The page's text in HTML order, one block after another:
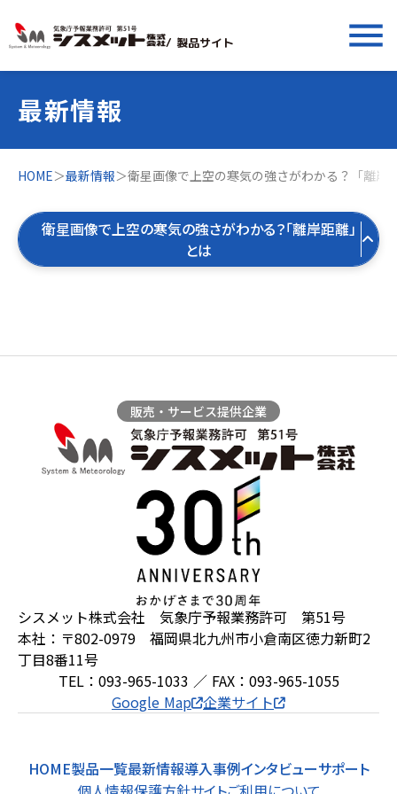
/ 製品サイト menu
最新情報
HOME＞最新情報＞衛星画像で上空の寒気の強さがわかる？「離岸
衛星画像で上空の寒気の強さがわかる？「離岸距離」
とは
製品お役立ち情報
ZEROSAI X-AI
技術提案
閉じる
販売・サービス提供企業
シスメット株式会社 気象庁予報業務許可 第51号
本社：〒802-0979 福岡県北九州市小倉南区徳力新町2
丁目8番11号
TEL：093-965-1033 ／ FAX：093-965-1055
Google Map 企業サイト
HOME製品一覧最新情報導入事例インタビューサポート